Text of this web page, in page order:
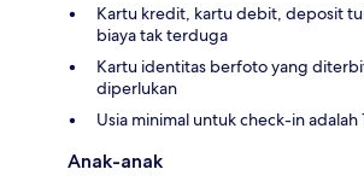
Kartu kredit, kartu debit, deposit
biaya tak terduga
Kartu identitas berfoto yang
diperlukan
Usia minimal untuk check-in adalah
Anak-anak